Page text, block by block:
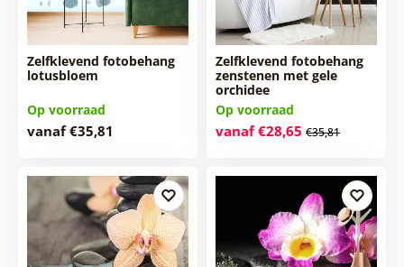
Zelfklevend fotobehang
lotusbloem
Op voorraad
vanaf €35,81
Zelfklevend fotobehang
zenstenen met gele
orchidee
Op voorraad
vanaf €28,65 €35,81